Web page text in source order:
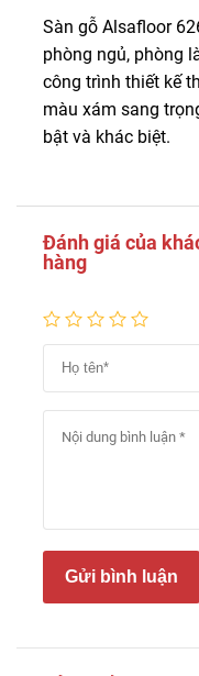
Sàn gỗ Alsafloor
phòng ngủ, phòng
công trình thiết kế
màu xám sang
bật và khác biệt.
Đánh giá của
hàng
Gửi bình luận